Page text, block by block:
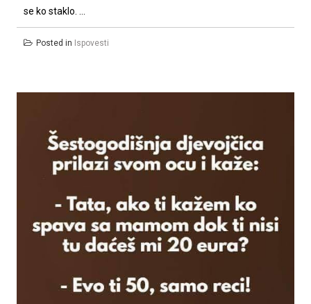
se ko staklo. ...
Posted in Ispovesti